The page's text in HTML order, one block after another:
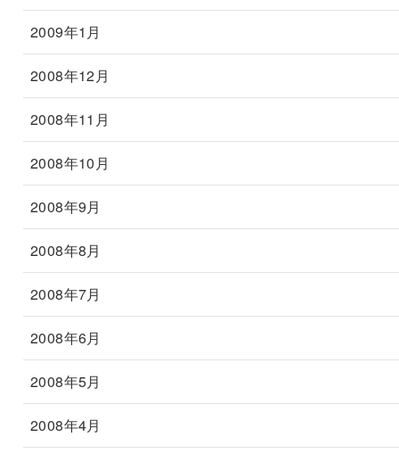
2009年1月
2008年12月
2008年11月
2008年10月
2008年9月
2008年8月
2008年7月
2008年6月
2008年5月
2008年4月